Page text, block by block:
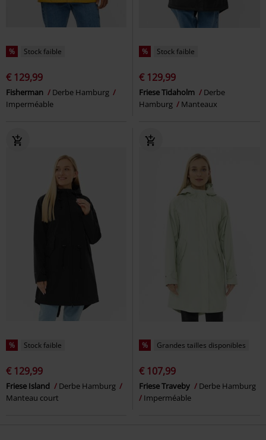
% Stock faible
€ 129,99
Fisherman
Derbe Hamburg
Imperméable
% Stock faible
€ 129,99
Friese Tidaholm
Derbe
Hamburg
Manteaux
% Stock faible
€ 129,99
Friese Island
Derbe Hamburg
Manteau court
% Grandes tailles disponibles
€ 107,99
Friese Traveby
Derbe Hamburg
Imperméable